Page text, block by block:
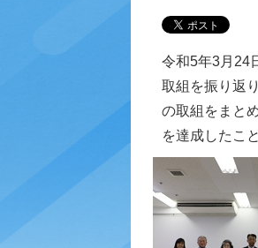
令和5年3月24
取組を振り返
の取組をまと
を達成したこ